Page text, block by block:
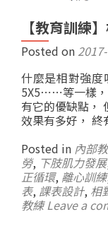
【教育訓練
Posted on
什麼是相對強度
5X5⋯⋯等一樣，
有它的優缺點，
效果有多好， 終
Posted in 內部
勞, 下肢肌力發展
正循環, 離心訓練
表, 課表設計, 相
教練 Leave a